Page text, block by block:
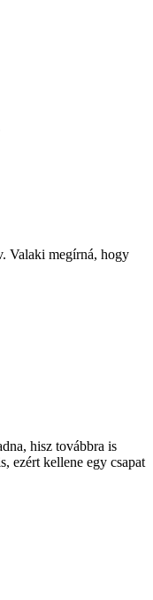
Valaki megírná, hogy
hisz továbbra is
ezért kellene egy csapat